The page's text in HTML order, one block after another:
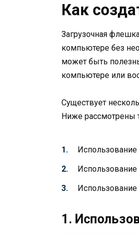
Как
Загрузочная
компьютере без
может быть
компьютере или
Существует
Ниже рассмотрены
1.